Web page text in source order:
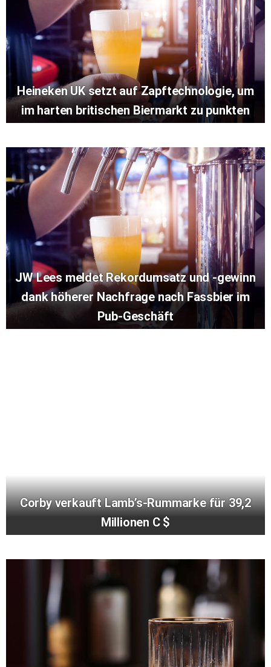
Heineken UK setzt auf Zapftechnologie, um
im harten britischen Biermarkt zu punkten
JW Lees meldet Rekordumsatz und -gewinn
dank höherer Nachfrage nach Fassbier im
Pub-Geschäft
Corby verkauft Lamb’s-Rummarke für 39,2
Millionen C $